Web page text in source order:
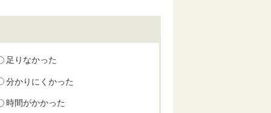
足りなかった
分かりにくかった
時間がかかった